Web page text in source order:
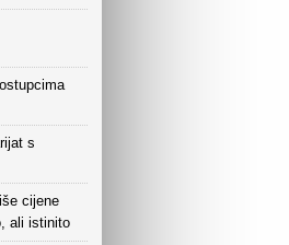
s
cijene
ali istinito